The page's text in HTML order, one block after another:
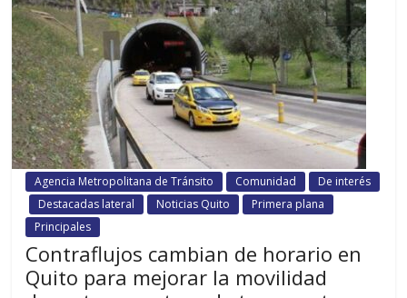
Agencia Metropolitana de Tránsito Comunidad
De interés
Destacadas lateral
Noticias Quito
Primera plana
Principales
Contraflujos cambian de horario en
Quito para mejorar la movilidad